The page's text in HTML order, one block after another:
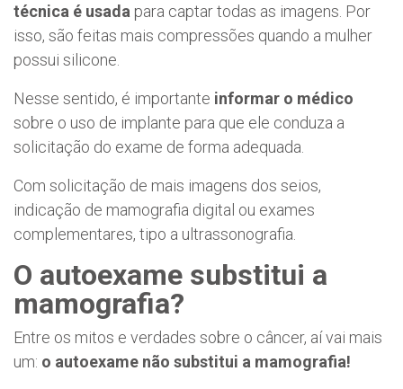
técnica é usada para captar todas as imagens. Por
isso, são feitas mais compressões quando a mulher
possui silicone.
Nesse sentido, é importante informar o médico
sobre o uso de implante para que ele conduza a
solicitação do exame de forma adequada.
Com solicitação de mais imagens dos seios,
indicação de mamografia digital ou exames
complementares, tipo a ultrassonografia.
O autoexame substitui a
mamografia?
Entre os mitos e verdades sobre o câncer, aí vai mais
um: o autoexame não substitui a mamografia!